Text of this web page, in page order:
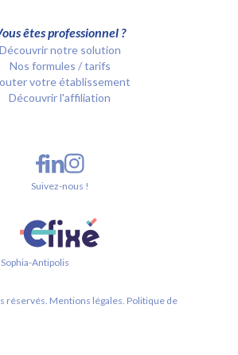
êtes professionnel ?
Découvrir notre solution
Nos formules / tarifs
votre établissement
Découvrir l'affiliation
Antipolis
réservés. Mentions légales. Politique de
Suivez-nous !